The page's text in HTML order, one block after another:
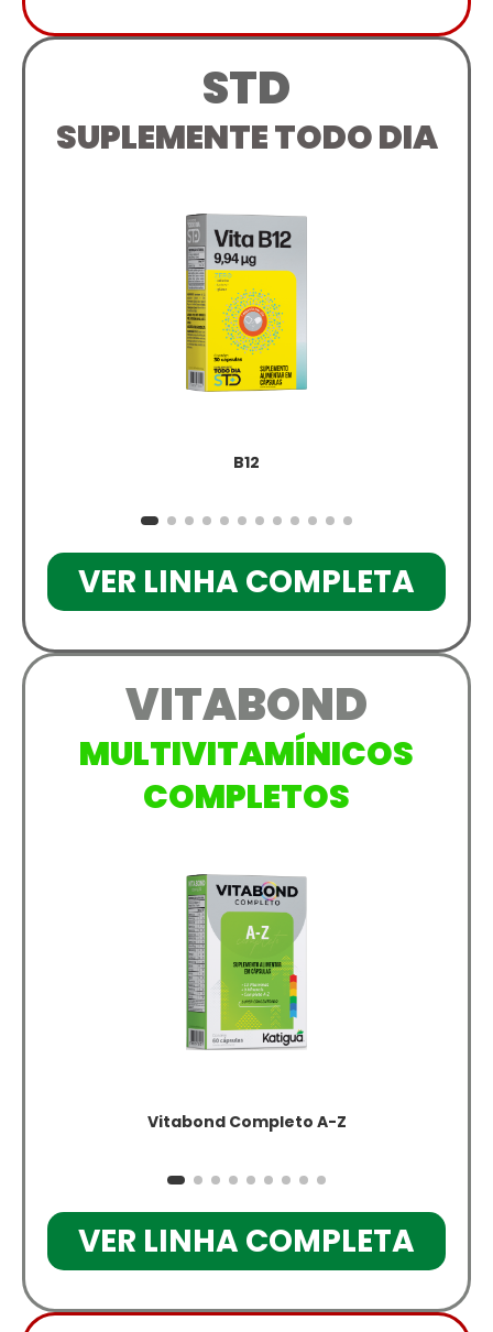
STD
SUPLEMENTE TODO DIA
B12
VER LINHA COMPLETA
VITABOND
MULTIVITAMÍNICOS
COMPLETOS
Vitabond Completo A-Z
VER LINHA COMPLETA